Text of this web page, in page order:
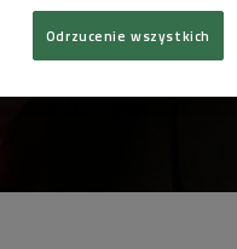
Odrzucenie wszystkich